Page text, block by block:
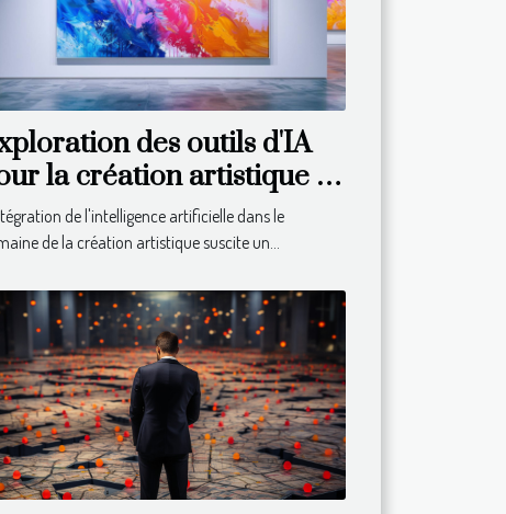
des outils d'IA
la création artistique :
et limites
de l'intelligence artificielle dans le
de la création artistique suscite un...